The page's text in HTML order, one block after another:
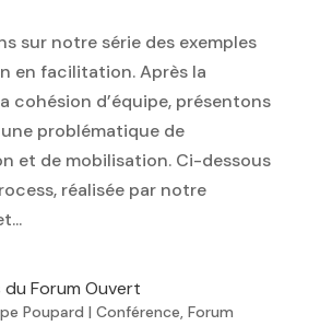
sur notre série des exemples
en facilitation. Après la
cohésion d’équipe, présentons
problématique de
et de mobilisation. Ci-dessous
réalisée par notre
Forum Ouvert
Poupard | Conférence Forum